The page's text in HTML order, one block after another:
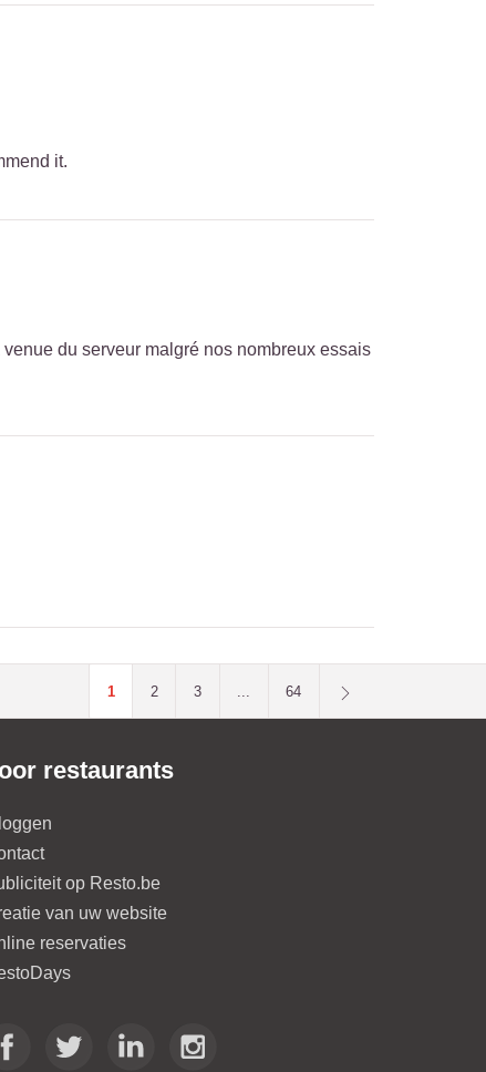
it.
du serveur malgré nos nombreux essais
1 2 3 ... 64
restaurants
op Resto.be
van uw website
reservaties